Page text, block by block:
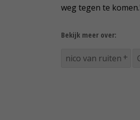
weg tegen te komen.'
Bekijk meer over:
nico van ruiten